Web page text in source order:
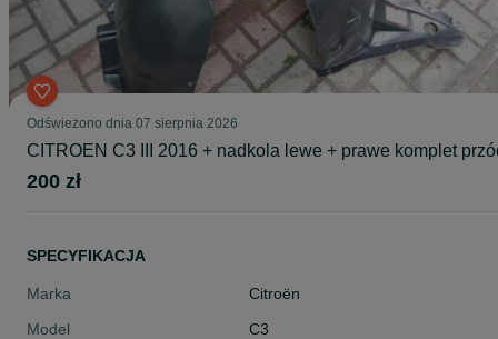
Odświeżono dnia 07 sierpnia 2026
CITROEN C3 III 2016 + nadkola lewe + prawe komplet
200 zł
SPECYFIKACJA
Marka
Citroën
Model
C3